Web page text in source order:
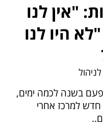
"אין לנו
היו לנו
בשנה לכמה ימים,
חדש למרכז אחרי